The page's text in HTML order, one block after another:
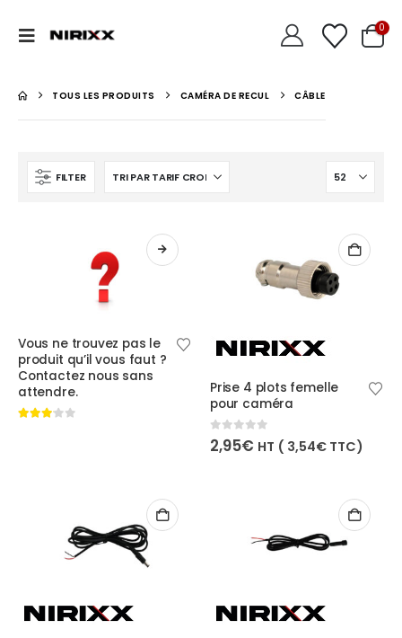
0
TOUS LES PRODUITS CAMÉRA DE RECUL CÂBLE
FILTER
Vous ne trouvez pas le
produit qu’il vous faut ?
Contactez nous sans
attendre.
Prise 4 plots femelle
pour caméra
0out of 5
2,95€ HT ( 3,54€ TTC)